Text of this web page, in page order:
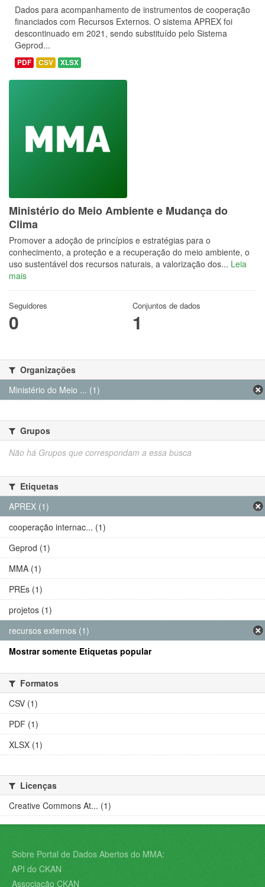
Dados para acompanhamento de instrumentos de cooperação
financiados com Recursos Externos. O sistema APREX foi
descontinuado em 2021, sendo substituído pelo Sistema
Geprod...
PDF CSV XLSX
Ministério do Meio Ambiente e Mudança do
Clima
Promover a adoção de princípios e estratégias para o
conhecimento, a proteção e a recuperação do meio ambiente, o
uso sustentável dos recursos naturais, a valorização dos... Leia
mais
Seguidores
0
Conjuntos de dados
1
Organizações
Ministério do Meio ... (1)
Grupos
Não há Grupos que correspondam a essa busca
Etiquetas
APREX (1)
cooperação internac... (1)
Geprod (1)
MMA (1)
PREs (1)
projetos (1)
recursos externos (1)
Mostrar somente Etiquetas popular
Formatos
CSV (1)
PDF (1)
XLSX (1)
Licenças
Creative Commons At... (1)
Sobre Portal de Dados Abertos do MMA:
API do CKAN
Associação CKAN